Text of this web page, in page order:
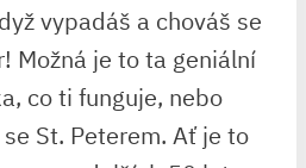
vypadáš a chováš se
Možná je to ta geniální
co⁤ ti funguje, nebo​
St. Peterem. Ať je to